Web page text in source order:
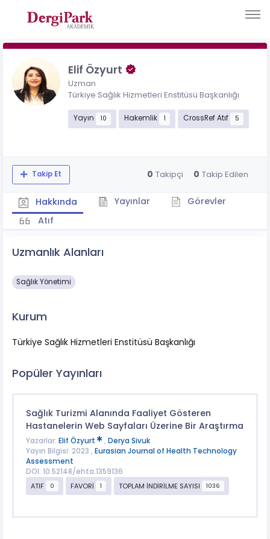
Elif Özyurt
Uzman
Türkiye Sağlık Hizmetleri Enstitüsü Başkanlığı
Yayın 10 Hakemlik 1 CrossRef Atıf 5
Takip Et 0 Takipçi 0 Takip Edilen
Hakkında Yayınlar
Görevler
Atıf
Uzmanlık Alanları
Sağlık Yönetimi
Kurum
Türkiye Sağlık Hizmetleri Enstitüsü Başkanlığı
Popüler Yayınları
Sağlık Turizmi Alanında Faaliyet Gösteren
Hastanelerin Web Sayfaları Üzerine Bir Araştırma
Yazarlar: Elif Özyurt , Derya Sivuk
Yayın Bilgisi: 2023 , Eurasian Journal of Health Technology
Assessment
DOI: 10.52148/ehta.1359136
ATIF
0 FAVORİ 1 TOPLAM İNDİRİLME SAYISI 1036